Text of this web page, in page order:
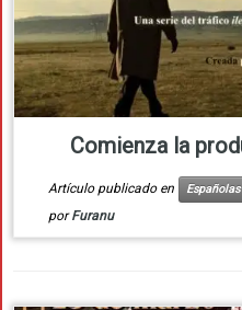
Comienza la
Artículo publicado en Españolas
porFuranu